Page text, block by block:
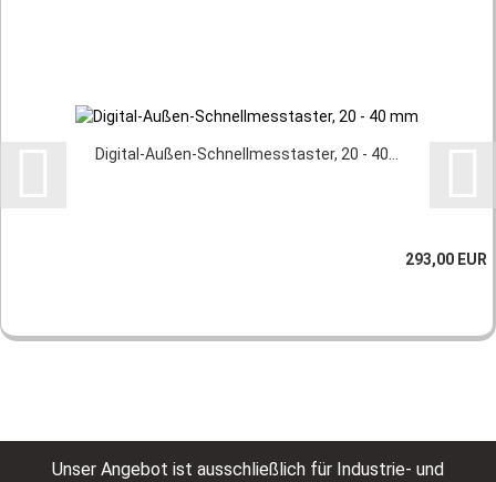
Digital-Außen-Schnellmesstaster, 20 - 40...
293,00 EUR
Unser Angebot ist ausschließlich für Industrie- und